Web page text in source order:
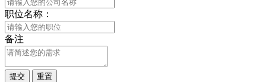
职位名称：
备注
提交 重置